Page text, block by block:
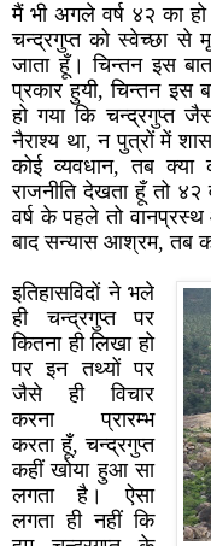
मैं भी अगले वर्ष ४२ का
चन्द्रगुप्त को स्वेच्छा से
जाता हूँ। चिन्तन इस
प्रकार हुयी, चिन्तन इस
हो गया कि चन्द्रगुप्त
नैराश्य था, न पुत्रों में
कोई व्यवधान, तब
राजनीति देखता हूँ तो ४२
वर्ष के पहले तो
बाद सन्यास आश्रम, तब
इतिहासविदों ने भले
ही चन्द्रगुप्त पर
कितना ही लिखा हो
पर इन तथ्यों पर
जैसे ही विचार
करना प्रारम्भ
करता हूँ, चन्द्रगुप्त
कहीं खोया हुआ सा
लगता है। ऐसा
लगता ही नहीं कि